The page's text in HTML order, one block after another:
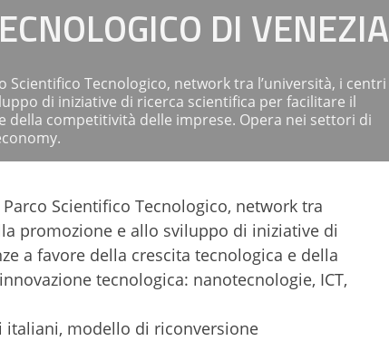
DI VENEZIA
Scientifico Tecnologico, network tra l’università, i centri
di iniziative di ricerca scientifica per facilitare il
della competitività delle imprese. Opera nei settori di
Scientifico Tecnologico, network tra
promozione e allo sviluppo di iniziative di
a favore della crescita tecnologica e della
tecnologica: nanotecnologie, ICT,
italiani, modello di riconversione